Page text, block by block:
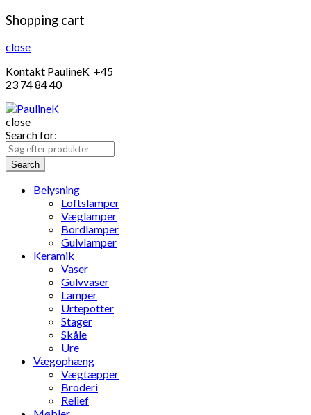
Shopping cart
close
Kontakt PaulineK +45
23 74 84 40
close
Search for:
Search
Belysning
Loftslamper
Væglamper
Bordlamper
Gulvlamper
Keramik
Vaser
Gulvvaser
Lamper
Urtepotter
Stager
Skåle
Ure
Vægophæng
Vægtæpper
Broderi
Relief